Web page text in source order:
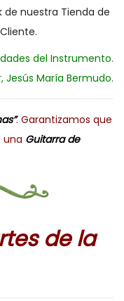
de nuestra Tienda de
del Instrumento.
Jesús María Bermudo.
. Garantizamos que
una Guitarra de
de la